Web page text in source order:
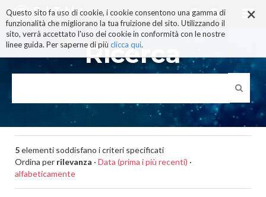
×
Questo sito fa uso di cookie, i cookie consentono una gamma di
funzionalità che migliorano la tua fruizione del sito. Utilizzando il
sito, verrà accettato l'uso dei cookie in conformità con le nostre
linee guida. Per saperne di più clicca qui.
ai
contenuti.
|
alla
navigazione
Ricerca
5elementi soddisfano i criteri specificati
Ordina per rilevanza · Data (prima i più recenti) ·
alfabeticamente